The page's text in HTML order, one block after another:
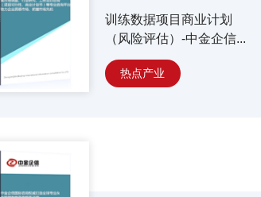
训练数据项目商业计划
（风险评估）-中金企信...
热点产业